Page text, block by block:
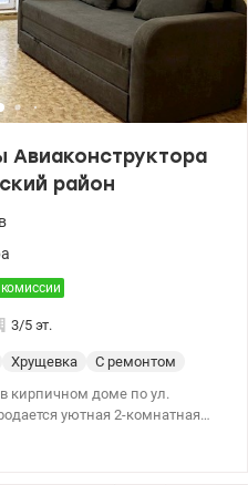
Авиаконструктора
район
3/5 эт.
Хрущевка
С ремонтом
кирпичном доме по ул.
уютная 2-комнатная